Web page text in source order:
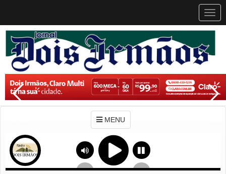
MENU